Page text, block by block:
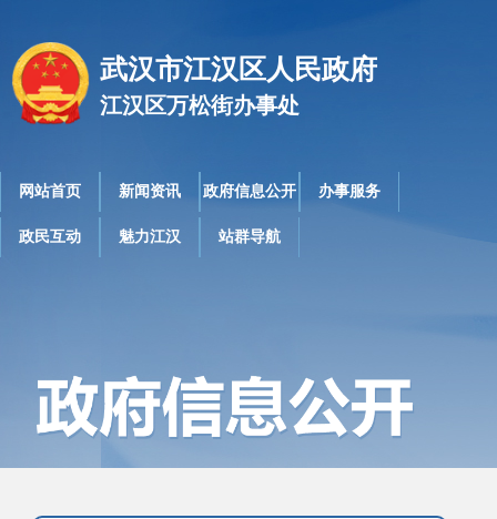
武汉市江汉区人民政府
江汉区万松街办事处
网站首页 新闻资讯 政府信息公开 办事服务
政民互动 魅力江汉 站群导航